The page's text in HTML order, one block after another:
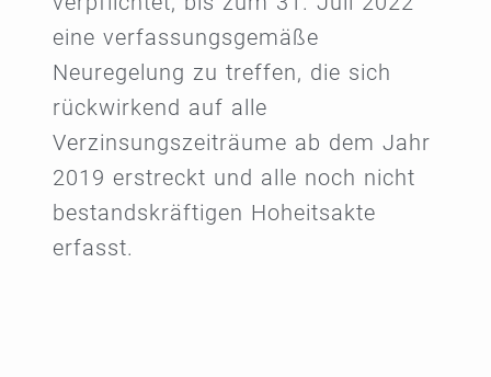
eine verfassungsgemäße
Neuregelung zu treffen, die sich
rückwirkend auf alle
Verzinsungszeiträume ab dem Jahr
2019 erstreckt und alle noch nicht
bestandskräftigen Hoheitsakte
erfasst.